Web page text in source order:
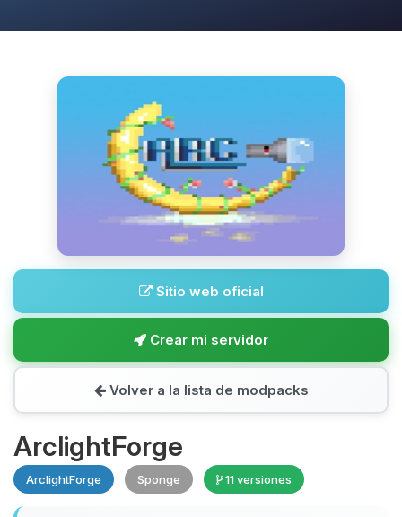
Sitio web oficial
Crear mi servidor
Volver a la lista de modpacks
ArclightForge
ArclightForge Sponge 11 versiones